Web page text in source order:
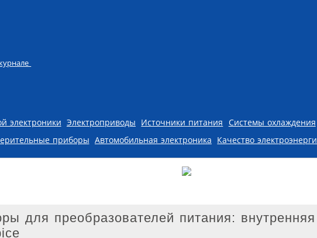
электроники Электроприводы Источники питания Системы охлаждения
приборы Автомобильная электроника Качество
для преобразователей питания: внутренняя